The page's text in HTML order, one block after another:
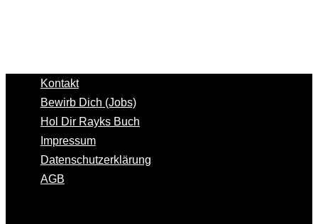
Kontakt
Bewirb Dich (Jobs)
Hol Dir Rayks Buch
Impressum
Datenschutzerklärung
AGB